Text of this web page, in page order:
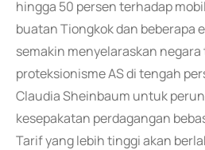
hingga 50 persen terhadap
buatan Tiongkok dan beberapa
semakin menyelaraskan
proteksionisme AS di tengah
Claudia Sheinbaum untuk
kesepakatan perdagangan
Tarif yang lebih tinggi akan